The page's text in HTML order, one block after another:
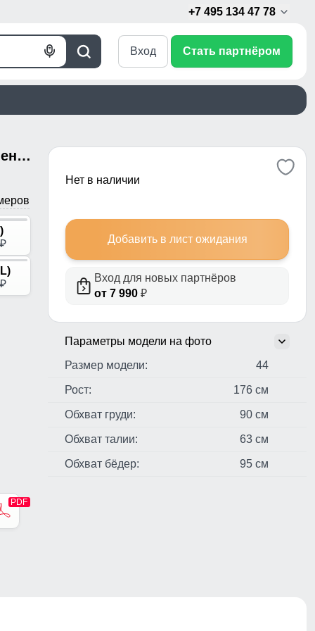
+7 495 134 47 78
Поиск
Голосовой
Вход Стать партнёром
Куртка женская зимняя с мехом енот премиум класса темно-серого цвета 3146TC
p
p
Нет в наличии
Добавить в лист ожидания
Вход для новых партнёров
от 7 990 ₽
Параметры модели на фото
Размер модели:
44
Рост: 176 см
Обхват груди: 90 см
Обхват талии: 63 см
Обхват бёдер: 95 см